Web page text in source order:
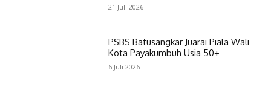
21 Juli 2026
PSBS Batusangkar Juarai Piala Wali
Kota Payakumbuh Usia 50+
6 Juli 2026